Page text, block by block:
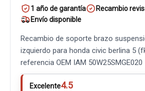
1 año de garantía
Recambio
Envío disponible
Recambio de soporte brazo
izquierdo para honda civic berlina 5
referencia OEM IAM 50W25SMGE020
Excelente4.5